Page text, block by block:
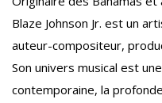
Blaze Johnson Jr. est un
auteur-compositeur,
Son univers musical est
contemporaine, la